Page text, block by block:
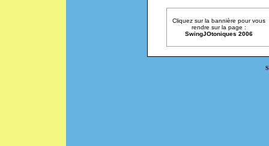
Cliquez sur la bannière pour vous
rendre sur la page :
SwingJOtoniques 2006